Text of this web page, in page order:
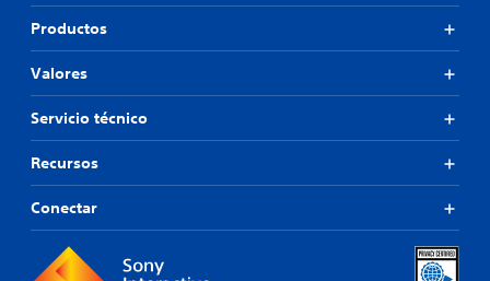
Productos
Valores
Servicio técnico
Recursos
Conectar